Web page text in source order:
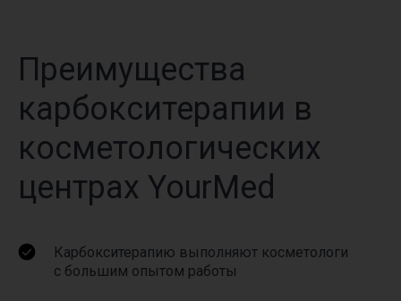
Преимущества
карбокситерапии в
косметологических
центрах YourMed
Карбокситерапию выполняют косметологи
с большим опытом работы